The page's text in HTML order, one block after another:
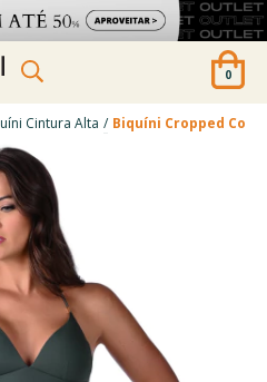
0
Cintura Alta / Biquíni Cropped Com